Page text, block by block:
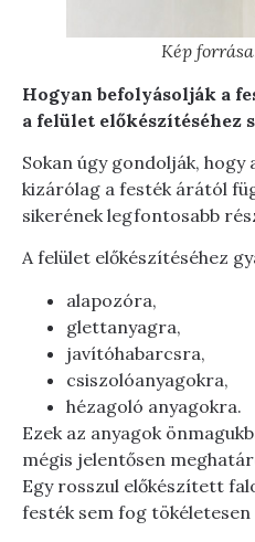
Kép
Hogyan befolyásolják a
a felület előkészítéséhez
Sokan úgy gondolják,
kizárólag a festék árától
sikerének legfontosabb
A felület előkészítéséhez
alapozóra,
glettanyagra,
javítóhabarcsra,
csiszolóanyagokra,
hézagoló anyagokra.
Ezek az anyagok
mégis jelentősen
Egy rosszul előkészített
festék sem fog